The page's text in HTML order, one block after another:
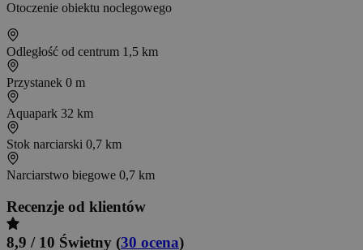
Otoczenie obiektu noclegowego
Odległość od centrum 1,5 km
Przystanek 0 m
Aquapark 32 km
Stok narciarski 0,7 km
Narciarstwo biegowe 0,7 km
Recenzje od klientów
8,9 / 10 Świetny (30 ocena)